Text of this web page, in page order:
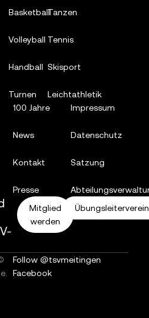
Basketball
Volleyball
Handball
Turnen
Tanzen
Tennis
Skisport
Leichtathletik
100 Jahre
News
Kontakt
Presse
Impressum
Datenschutz
Satzung
Mitglied
werden
Follow @tsvmeitingen
Facebook